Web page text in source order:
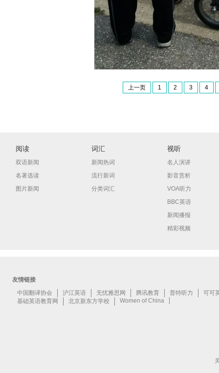
上一页 1 2 3 4
阅读
双语新闻
名著选读
图片新闻
词汇
新闻热词
流行新词
分类词汇
视听
名人演讲
影音赏析
VOA听力
BBC英语
新闻播报
精彩视频